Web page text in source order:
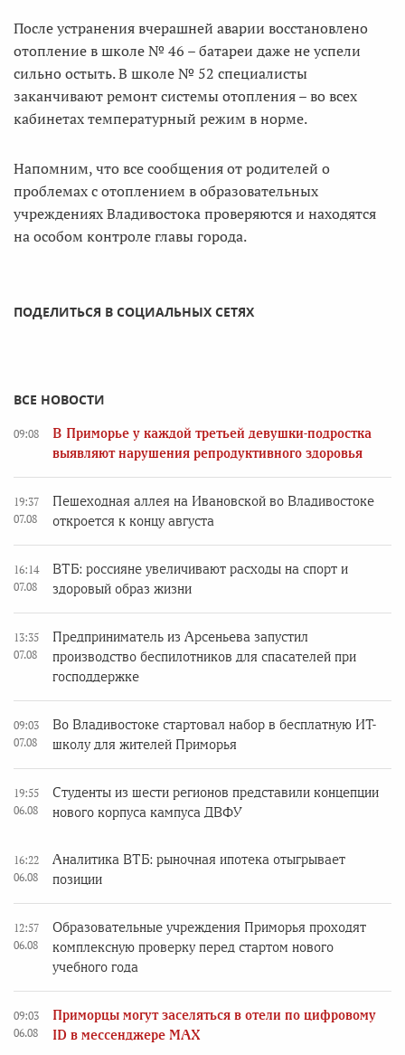
После устранения вчерашней аварии восстановлено
отопление в школе № 46 – батареи даже не успели
сильно остыть. В школе № 52 специалисты
заканчивают ремонт системы отопления – во всех
кабинетах температурный режим в норме.
Напомним, что все сообщения от родителей о
проблемах с отоплением в образовательных
учреждениях Владивостока проверяются и находятся
на особом контроле главы города.
ПОДЕЛИТЬСЯ В СОЦИАЛЬНЫХ СЕТЯХ
ВСЕ НОВОСТИ
09:08
В Приморье у каждой третьей девушки-подростка
выявляют нарушения репродуктивного здоровья
19:37
07.08
Пешеходная аллея на Ивановской во Владивостоке
откроется к концу августа
16:14
07.08
ВТБ: россияне увеличивают расходы на спорт и
здоровый образ жизни
13:35
07.08
Предприниматель из Арсеньева запустил
производство беспилотников для спасателей при
господдержке
09:03
07.08
Во Владивостоке стартовал набор в бесплатную ИТ-
школу для жителей Приморья
19:55
06.08
Студенты из шести регионов представили концепции
нового корпуса кампуса ДВФУ
16:22
06.08
Аналитика ВТБ: рыночная ипотека отыгрывает
позиции
12:57
06.08
Образовательные учреждения Приморья проходят
комплексную проверку перед стартом нового
учебного года
09:03
06.08
Приморцы могут заселяться в отели по цифровому
ID в мессенджере MAX